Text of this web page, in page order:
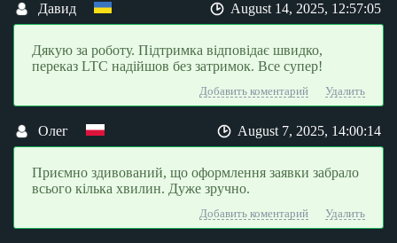
Давид August 14, 2025, 12:57:05
Дякую за роботу. Підтримка відповідає швидко,
переказ LTC надійшов без затримок. Все супер!
Добавить коментарий Удалить
Олег August 7, 2025, 14:00:14
Приємно здивований, що оформлення заявки забрало
всього кілька хвилин. Дуже зручно.
Добавить коментарий Удалить